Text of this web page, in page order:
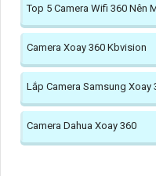
Top 5 Camera Wifi 360 Nên
Camera Xoay 360 Kbvision
Lắp Camera Samsung Xoay
Camera Dahua Xoay 360